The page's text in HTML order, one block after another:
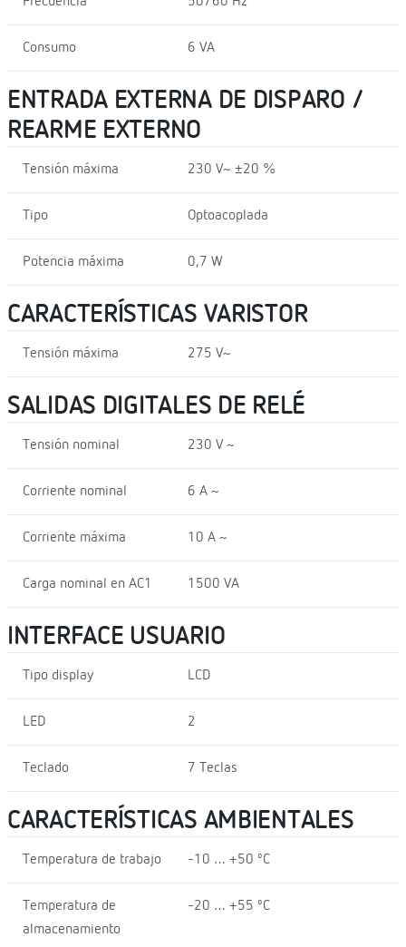
Consumo 6 VA
ENTRADA EXTERNA DE DISPARO /
REARME EXTERNO
Tensión máxima 230 V~ ±20 %
Tipo Optoacoplada
Potencia máxima 0,7 W
CARACTERÍSTICAS VARISTOR
Tensión máxima 275 V~
SALIDAS DIGITALES DE RELÉ
Tensión nominal 230 V ~
Corriente nominal 6 A ~
Corriente máxima 10 A ~
Carga nominal en AC1 1500 VA
INTERFACE USUARIO
Tipo display LCD
LED 2
Teclado 7 Teclas
CARACTERÍSTICAS AMBIENTALES
Temperatura de trabajo -10 … +50 ºC
Temperatura de
almacenamiento
-20 … +55 ºC